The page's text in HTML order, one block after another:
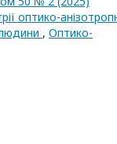
оптико-
, Оптико-